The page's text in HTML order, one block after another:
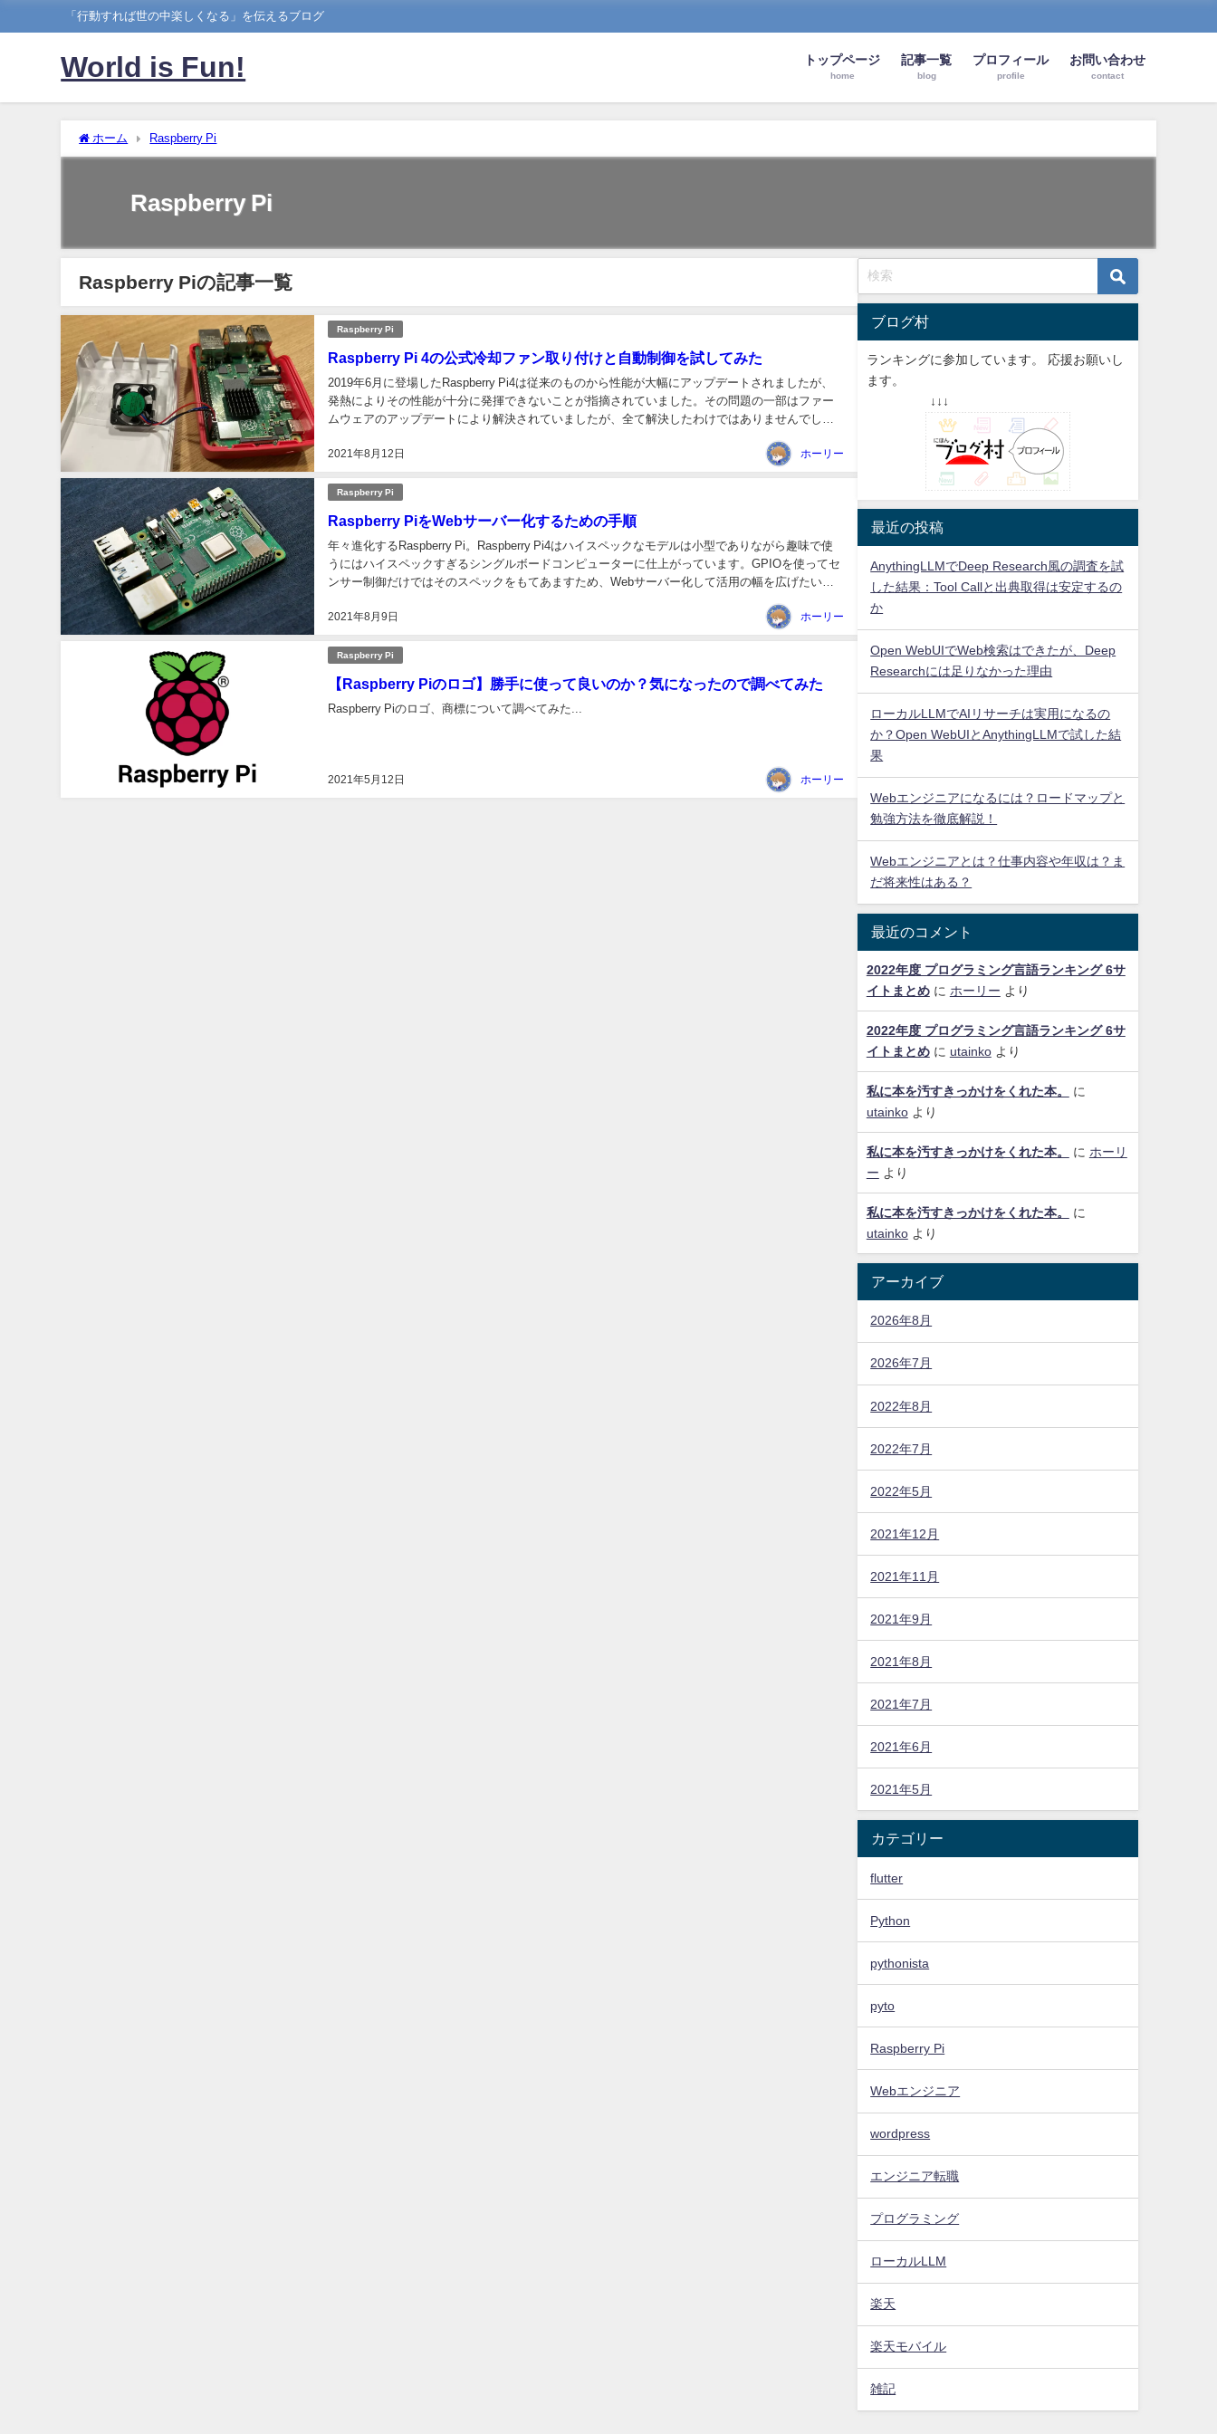
「行動すれば世の中楽しくなる」を伝えるブログ
World is Fun! トップページ
home
記事一覧
blog
プロフィール
profile
お問い合わせ
contact
ホーム Raspberry Pi
Raspberry Pi
Raspberry Piの記事一覧
Raspberry Pi
Raspberry Pi 4の公式冷却ファン取り付けと自動制御を試してみた
2021年8月12日
2019年6月に登場したRaspberry Pi4は従来のものから性能が大幅にアップデートされましたが、
発熱によりその性能が十分に発揮できないことが指摘されていました。その問題の一部はファー
ムウェアのアップデートにより解決されていましたが、全て解決したわけではありませんでし
ホーリー
Raspberry Pi
Raspberry PiをWebサーバー化するための手順
2021年8月9日
年々進化するRaspberry Pi。Raspberry Pi4はハイスペックなモデルは小型でありながら趣味で使
うにはハイスペックすぎるシングルボードコンピューターに仕上がっています。GPIOを使ってセ
ンサー制御だけではそのスペックをもてあますため、Webサーバー化して活用の幅を広げたいと
ホーリー
Raspberry Pi
【Raspberry Piのロゴ】勝手に使って良いのか？気になったので調べてみた
2021年5月12日
Raspberry Piのロゴ、商標について調べてみた...
ホーリー
ブログ村
ランキングに参加しています。 応援お願いし
ます。
↓↓↓
最近の投稿
AnythingLLMでDeep Research風の調査を試
した結果：Tool Callと出典取得は安定するの
か
Open WebUIでWeb検索はできたが、Deep
Researchには足りなかった理由
ローカルLLMでAIリサーチは実用になるの
か？Open WebUIとAnythingLLMで試した結
果
Webエンジニアになるには？ロードマップと
勉強方法を徹底解説！
Webエンジニアとは？仕事内容や年収は？ま
だ将来性はある？
最近のコメント
2022年度 プログラミング言語ランキング 6サ
イトまとめに ホーリー より
2022年度 プログラミング言語ランキング 6サ
イトまとめに utainkoより
私に本を汚すきっかけをくれた本。
に
utainkoより
私に本を汚すきっかけをくれた本。 に ホーリ
ー より
私に本を汚すきっかけをくれた本。
に
utainkoより
アーカイブ
2026年8月
2026年7月
2022年8月
2022年7月
2022年5月
2021年12月
2021年11月
2021年9月
2021年8月
2021年7月
2021年6月
2021年5月
カテゴリー
flutter
Python
pythonista
pyto
Raspberry Pi
Webエンジニア
wordpress
エンジニア転職
プログラミング
ローカルLLM
楽天
楽天モバイル
雑記